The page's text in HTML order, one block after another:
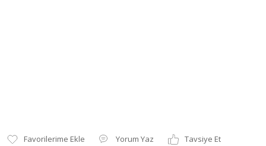
Yorum Yaz
Tavsiye Et